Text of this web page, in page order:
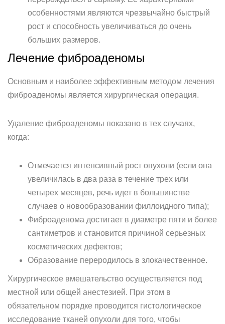
особенностями являются чрезвычайно быстрый
рост и способность увеличиваться до очень
больших размеров.
Лечение фиброаденомы
Основным и наиболее эффективным методом лечения
фиброаденомы является хирургическая операция.
Удаление фиброаденомы показано в тех случаях,
когда:
Отмечается интенсивный рост опухоли (если она
увеличилась в два раза в течение трех или
четырех месяцев, речь идет в большинстве
случаев о новообразовании филлоидного типа);
Фиброаденома достигает в диаметре пяти и более
сантиметров и становится причиной серьезных
косметических дефектов;
Образование переродилось в злокачественное.
Хирургическое вмешательство осуществляется под
местной или общей анестезией. При этом в
обязательном порядке проводится гистологическое
исследование тканей опухоли для того, чтобы